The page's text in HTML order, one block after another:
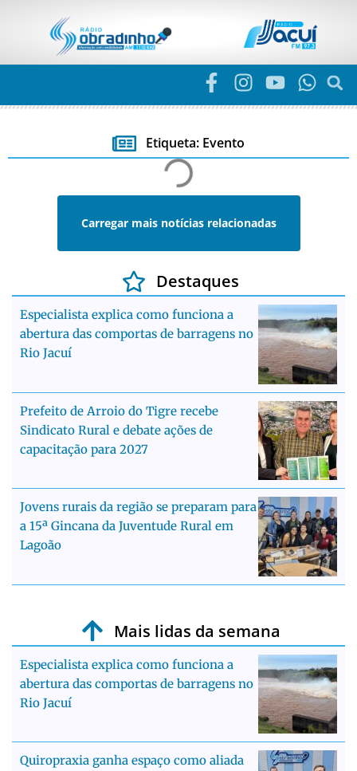
Etiqueta: Evento
Carregar mais notícias relacionadas
Destaques
Especialista explica como funciona a
abertura das comportas de barragens no
Rio Jacuí
Prefeito de Arroio do Tigre recebe
Sindicato Rural e debate ações de
capacitação para 2027
Jovens rurais da região se preparam para
a 15ª Gincana da Juventude Rural em
Lagoão
Mais lidas da semana
Especialista explica como funciona a
abertura das comportas de barragens no
Rio Jacuí
Quiropraxia ganha espaço como aliada